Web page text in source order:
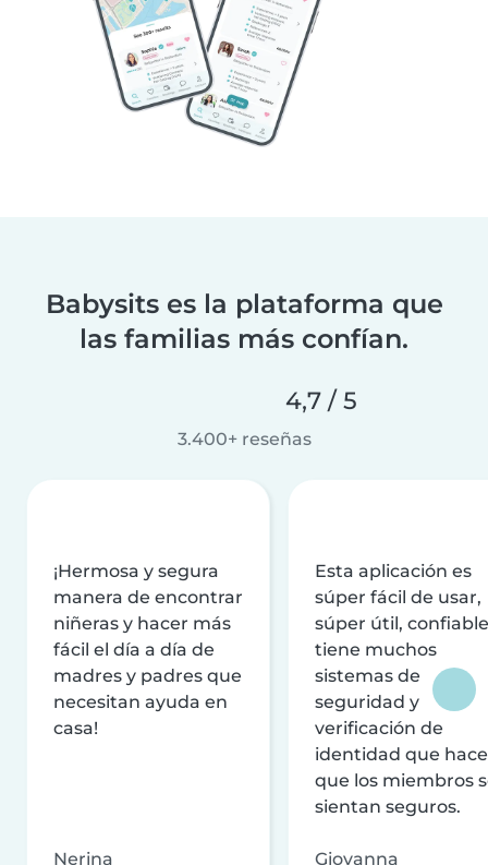
Babysits es la plataforma que
las familias más confían.
4,7 / 5
3.400+ reseñas
¡Hermosa y segura
manera de encontrar
niñeras y hacer más
fácil el día a día de
madres y padres que
necesitan ayuda en
casa!
Nerina
Esta aplicación es
súper fácil de usar,
súper útil,
tiene muchos
sistemas de
seguridad y
verificación de
identidad que
que los miembros
sientan seguros.
Giovanna